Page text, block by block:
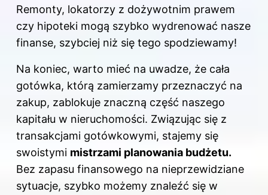
Remonty, lokatorzy z dożywotnim prawem
czy hipoteki mogą szybko wydrenować nasze
finanse, szybciej niż się tego spodziewamy!
Na koniec, warto mieć na uwadze, że cała
gotówka, którą zamierzamy przeznaczyć na
zakup, zablokuje znaczną część naszego
kapitału w nieruchomości. Związując się z
transakcjami gotówkowymi, stajemy się
swoistymi mistrzami planowania budżetu.
Bez zapasu finansowego na nieprzewidziane
sytuacje, szybko możemy znaleźć się w